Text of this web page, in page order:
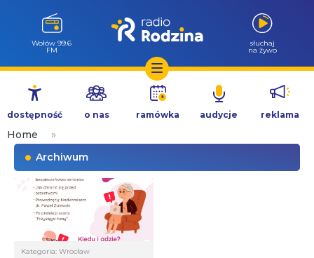
Przejdź
treści
Wołów 99.6
FM
słuchaj
na żywo
dostępność o nas ramówka audycje reklama
Home
»
Archiwum
Kategoria: Wrocław